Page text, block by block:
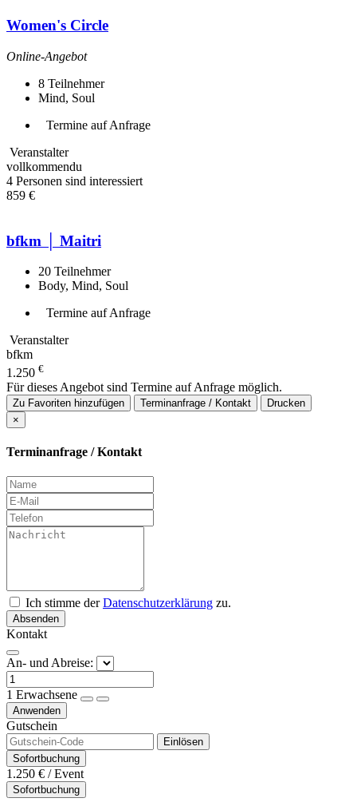
Women's Circle
Online-Angebot
8 Teilnehmer
Mind, Soul
Termine auf Anfrage
Veranstalter
vollkommendu
4 Personen sind interessiert
859 €
bfkm │ Maitri
20 Teilnehmer
Body, Mind, Soul
Termine auf Anfrage
Veranstalter
bfkm
1.250 €
Für dieses Angebot sind Termine auf Anfrage möglich.
Zu Favoriten hinzufügen Terminanfrage / Kontakt
Drucken
×
Terminanfrage / Kontakt
Ich stimme derDatenschutzerklärung zu.
Absenden
Kontakt
An- und Abreise:
1 Erwachsene
Anwenden
Gutschein
Einlösen
Sofortbuchung
1.250 € / Event
Sofortbuchung